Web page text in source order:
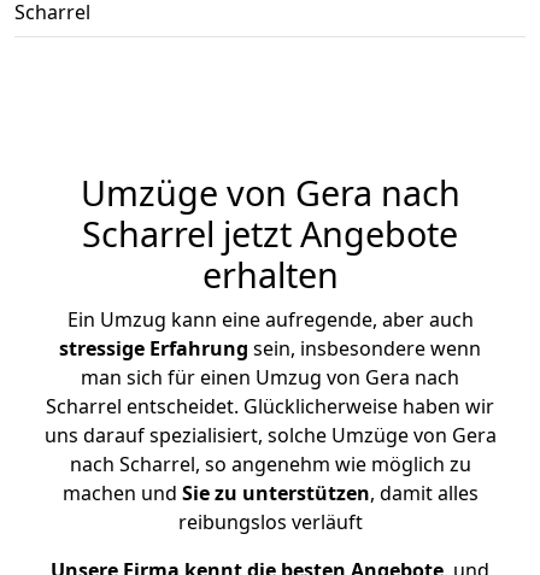
Scharrel
Umzüge von Gera nach
Scharrel jetzt Angebote
erhalten
Ein Umzug kann eine aufregende, aber auch
stressige Erfahrung sein, insbesondere wenn
man sich für einen Umzug von Gera nach
Scharrel entscheidet. Glücklicherweise haben wir
uns darauf spezialisiert, solche Umzüge von Gera
nach Scharrel, so angenehm wie möglich zu
machen und Sie zu unterstützen, damit alles
reibungslos verläuft